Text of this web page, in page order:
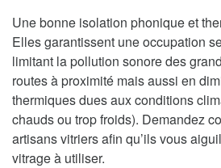
Une bonne isolation phonique et
Elles garantissent une occupation
limitant la pollution sonore des
routes à proximité mais aussi en
thermiques dues aux conditions
chauds ou trop froids). Demandez
artisans vitriers afin qu’ils vous
vitrage à utiliser.